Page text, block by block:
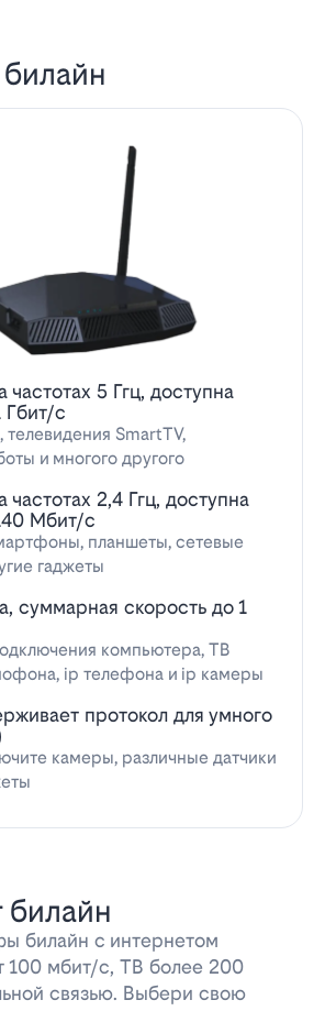
частотах 5 Ггц, доступна
Гбит/с
телевидения SmartTV,
и многого другого
частотах 2,4 Ггц, доступна
Мбит/с
планшеты, сетевые
гаджеты
суммарная скорость до 1
компьютера, ТВ
ip телефона и ip камеры
протокол для умного
камеры, различные датчики
билайн с интернетом
100 мбит/с, ТВ более 200
связью. Выбери свою